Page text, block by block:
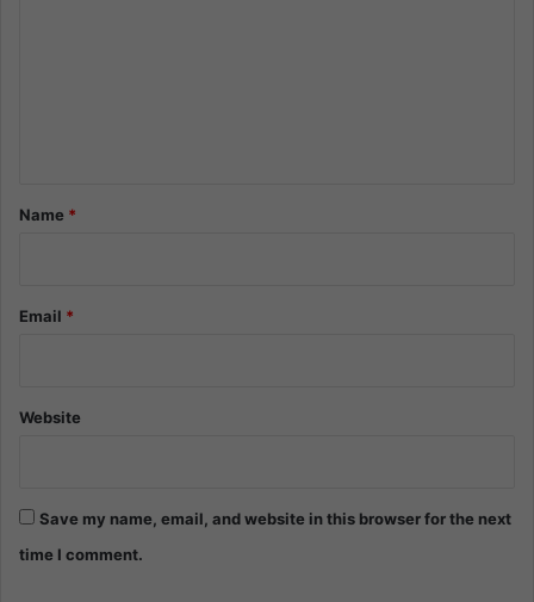
*Name *
Email *
Website
Save my name, email, and website in this browser for the next
time I comment.